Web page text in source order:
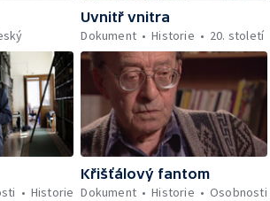
Uvnitř vnitra
Dokument
Historie 20. století
Historie
Křišťálový fantom
Dokument
Historie Osobnosti